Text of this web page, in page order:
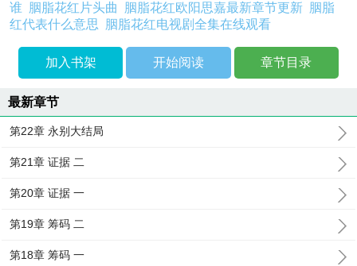
谁
胭脂花红片头曲 胭脂花红欧阳思嘉最新章节更新 胭脂
红代表什么意思
胭脂花红电视剧全集在线观看
加入书架 开始阅读 章节目录
最新章节
第22章 永别大结局
第21章 证据 二
第20章 证据 一
第19章 筹码 二
第18章 筹码 一